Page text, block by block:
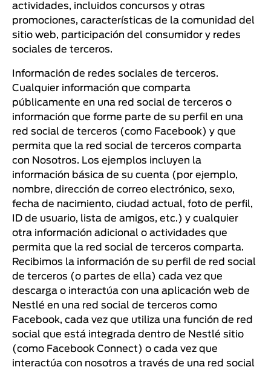
actividades, incluidos concursos y otras
promociones, características de la comunidad del
sitio web, participación del consumidor y redes
sociales de terceros.
Información de redes sociales de terceros.
Cualquier información que comparta
públicamente en una red social de terceros o
información que forme parte de su perfil en una
red social de terceros (como Facebook) y que
permita que la red social de terceros comparta
con Nosotros. Los ejemplos incluyen la
información básica de su cuenta (por ejemplo,
nombre, dirección de correo electrónico, sexo,
fecha de nacimiento, ciudad actual, foto de perfil,
ID de usuario, lista de amigos, etc.) y cualquier
otra información adicional o actividades que
permita que la red social de terceros comparta.
Recibimos la información de su perfil de red social
de terceros (o partes de ella) cada vez que
descarga o interactúa con una aplicación web de
Nestlé en una red social de terceros como
Facebook, cada vez que utiliza una función de red
social que está integrada dentro de Nestlé sitio
(como Facebook Connect) o cada vez que
interactúa con nosotros a través de una red social